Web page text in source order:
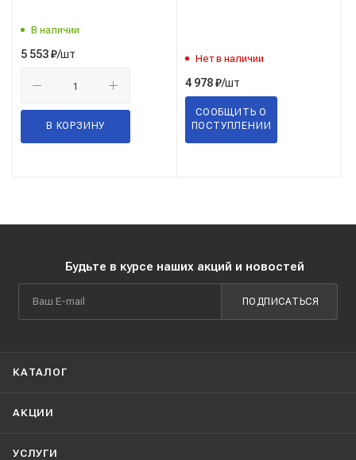
В наличии
5 553₽/шт
В КОРЗИНУ
Нет в наличии
4 978₽/шт
СООБЩИТЬ О
ПОСТУПЛЕНИИ
Будьте в курсе наших акций и новостей
ПОДПИСАТЬСЯ
КАТАЛОГ
АКЦИИ
УСЛУГИ